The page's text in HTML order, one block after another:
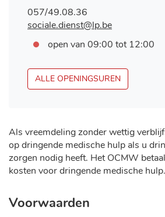
Als vreemdeling zonder wettig
op dringende medische hulp als u
zorgen nodig heeft. Het OCMW
kosten voor dringende medische hulp.
Voorwaarden
Tel.
057/49.08.36
E-
sociale.dienst@lp.be
Openingsuren
Vandaag
open van 09:00 tot 12:00
ALLE OPENINGSURENSOCIALE
DIENST